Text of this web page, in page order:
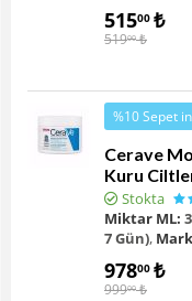
51500 ₺
51900 ₺
%10 Sepet
Cerave
Kuru
Stokta
Miktar ML:
7 Gün),
97800 ₺
99900 ₺